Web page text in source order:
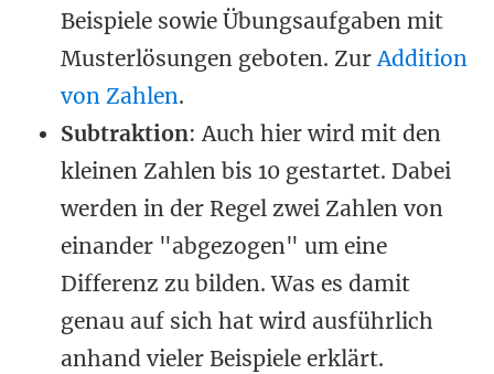
Beispiele sowie Übungsaufgaben mit
Musterlösungen geboten. ZurAddition
von Zahlen.
Subtraktion: Auch hier wird mit den
kleinen Zahlen bis 10 gestartet. Dabei
werden in der Regel zwei Zahlen von
einander "abgezogen" um eine
Differenz zu bilden. Was es damit
genau auf sich hat wird ausführlich
anhand vieler Beispiele erklärt.